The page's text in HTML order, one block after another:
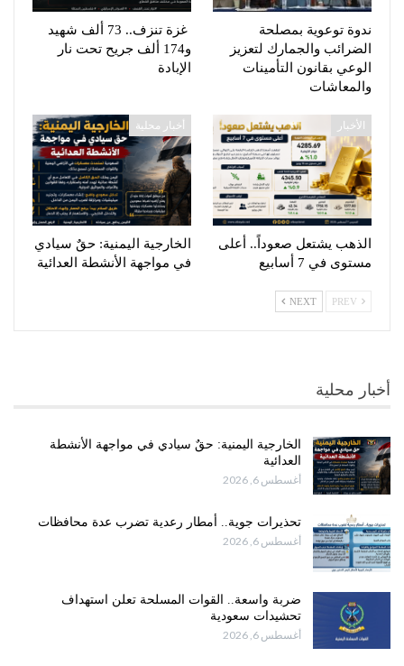
ندوة توعوية بمصلحة
الضرائب والجمارك لتعزيز
الوعي بقانون التأمينات
والمعاشات
غزة تنزف.. 73 ألف شهيد
و174 ألف جريح تحت نار
الإبادة
الأخبار
الذهب يشتعل صعوداً.. أعلى
مستوى في 7 أسابيع
أخبار محلية
الخارجية اليمنية: حقٌ سيادي
في مواجهة الأنشطة العدائية
NEXT
أخبار محلية
الخارجية اليمنية: حقٌ سيادي في مواجهة الأنشطة
العدائية
أغسطس 6, 2026
تحذيرات جوية.. أمطار رعدية تضرب عدة محافظات
أغسطس 6, 2026
ضربة واسعة.. القوات المسلحة تعلن استهداف
تحشيدات سعودية
أغسطس 6, 2026